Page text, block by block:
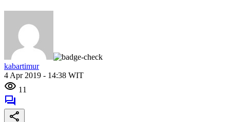
kabartimur
4 Apr 2019 - 14:38 WIT
11